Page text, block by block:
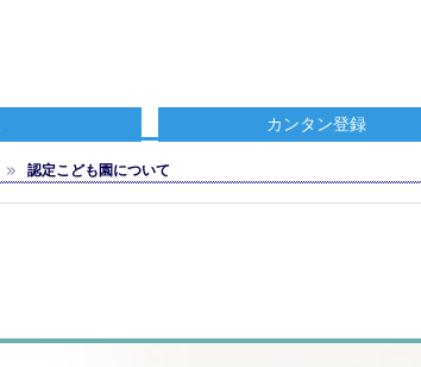
カンタン登録
認定こども園について